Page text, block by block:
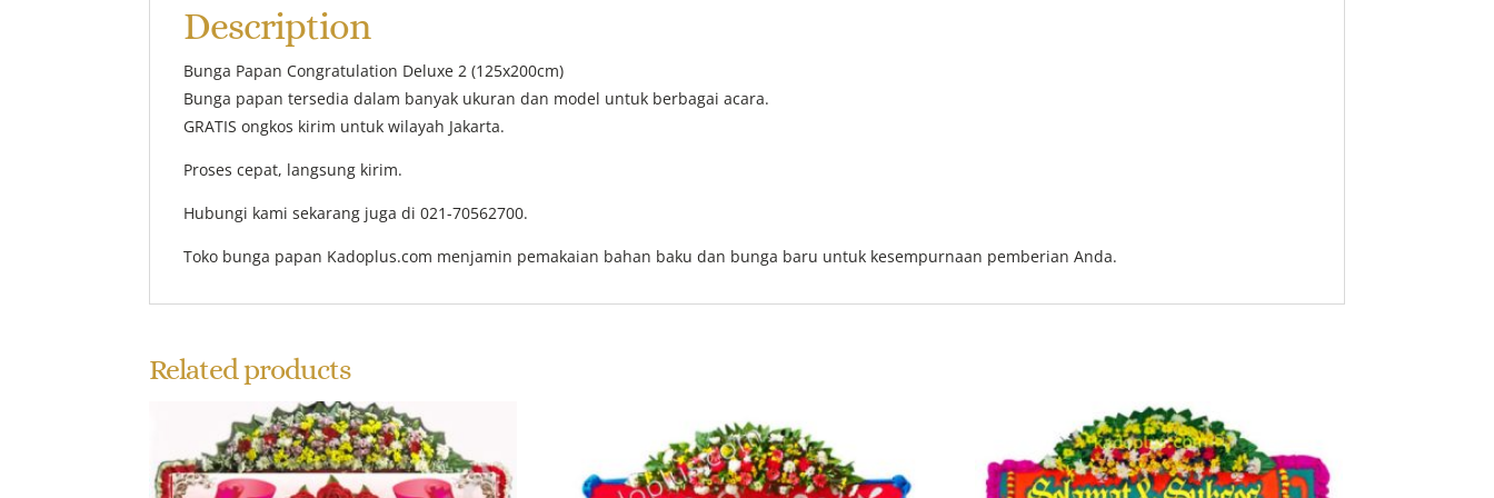
Description
Bunga Papan Congratulation Deluxe 2 (125x200cm)
Bunga papan tersedia dalam banyak ukuran dan model untuk berbagai acara.
GRATIS ongkos kirim untuk wilayah Jakarta.
Proses cepat, langsung kirim.
Hubungi kami sekarang juga di 021-70562700.
Toko bunga papan Kadoplus.com menjamin pemakaian bahan baku dan bunga baru untuk kesempurnaan pemberian Anda.
Related products